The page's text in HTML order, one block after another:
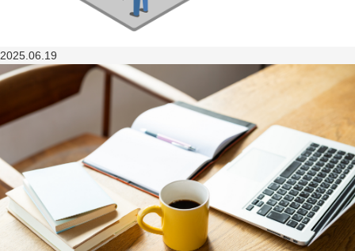
2025.06.19